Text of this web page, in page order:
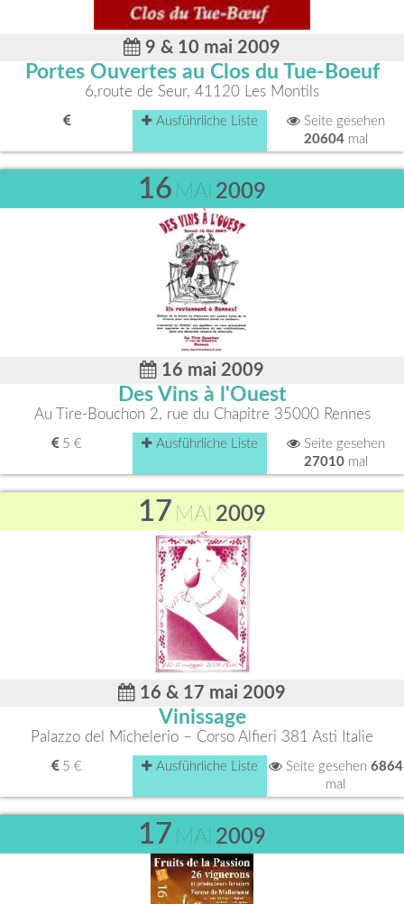
9 & 10 mai 2009
Portes Ouvertes au Clos du Tue-Boeuf
6,route de Seur, 41120 Les Montils
Ausführliche Liste
Seite gesehen
20604mal
16 MAI 2009
16 mai 2009
Des Vins à l'Ouest
Au Tire-Bouchon 2, rue du Chapitre 35000 Rennes
5 € Ausführliche Liste
Seite gesehen
27010mal
17 MAI 2009
16 & 17 mai 2009
Vinissage
Palazzo del Michelerio – Corso Alfieri 381 Asti Italie
5 € Ausführliche Liste Seite gesehen 6864
mal
17 MAI 2009